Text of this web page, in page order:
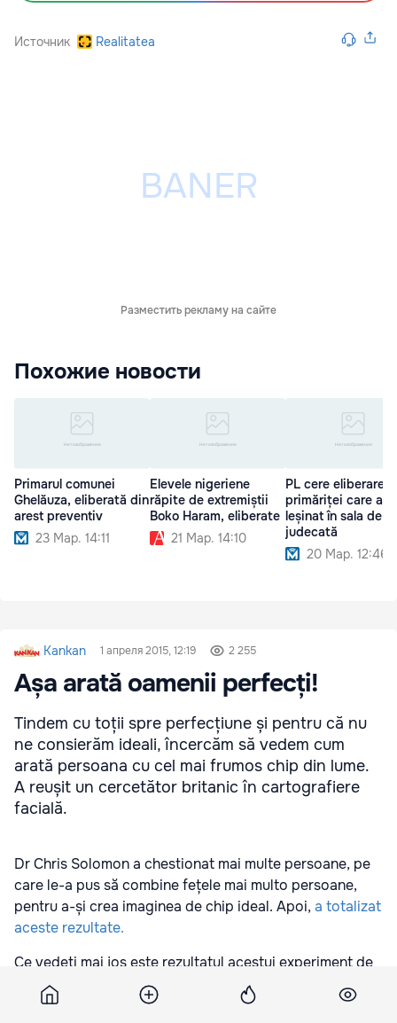
Источник Realitatea
Разместить рекламу на сайте
Похожие новости
Primarul comunei
Ghelăuza, eliberată din
arest preventiv
23 Мар. 14:11
Elevele nigeriene
răpite de extremiștii
Boko Haram, eliberate
21 Мар. 14:10
PL cere eliberarea
primăriței care a
leșinat în sala de
judecată
20 Мар. 12:46
Kankan 1 апреля 2015, 12:19 2 255
Așa arată oamenii perfecți!
Tindem cu toții spre perfecțiune și pentru că nu
ne consierăm ideali, încercăm să vedem cum
arată persoana cu cel mai frumos chip din lume.
A reușit un cercetător britanic în cartografiere
facială.
Dr Chris Solomon a chestionat mai multe persoane, pe
care le-a pus să combine fețele mai multo persoane,
pentru a-și crea imaginea de chip ideal. Apoi, a totalizat
aceste rezultate.
Ce vedeți mai jos este rezultatul acestui experiment de
două luni. Astfel ar trebui să arate, în imaginația
generală, bărbatul și femeia ideală.